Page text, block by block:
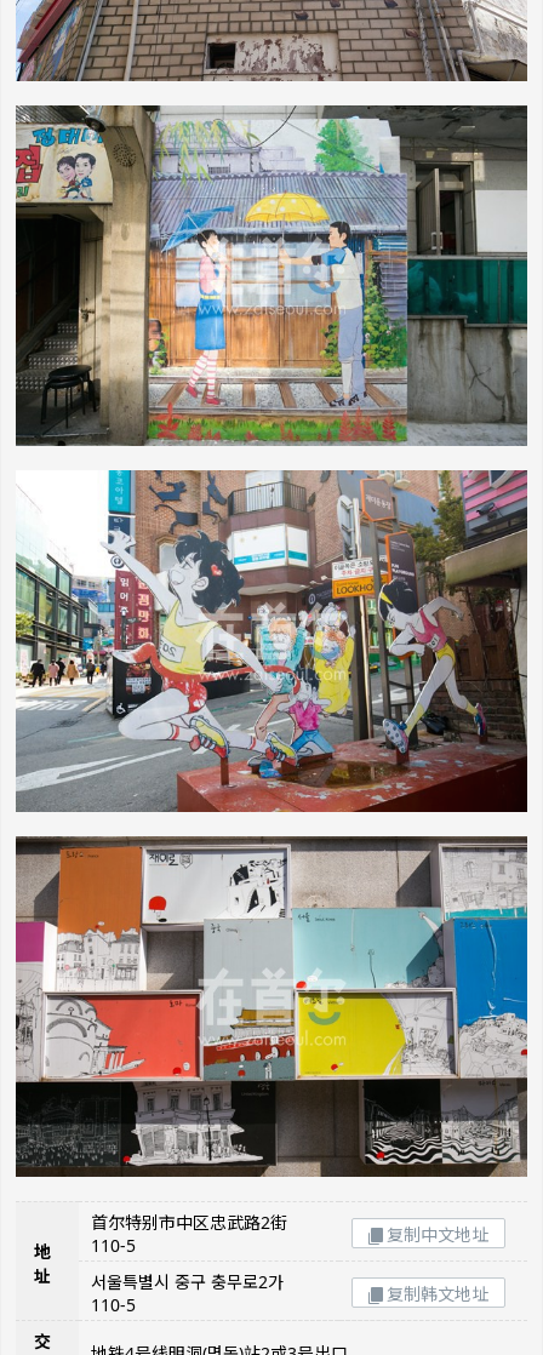
地
址
首尔特别市中区忠武路2街
110-5
复制中文地址
서울특별시 중구 충무로2가
110-5
复制韩文地址
交